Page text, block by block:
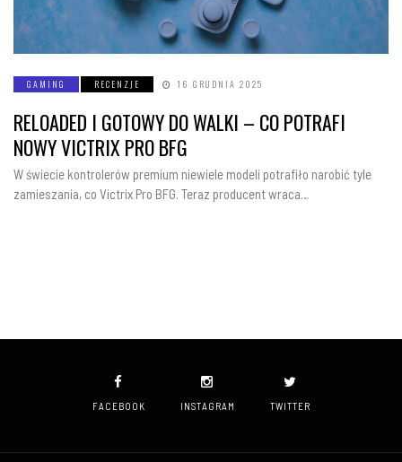
GAMING RECENZJE 16 GRUDNIA 2025
RELOADED I GOTOWY DO WALKI – CO POTRAFI
NOWY VICTRIX PRO BFG
W świecie kontrolerów premium niewiele modeli potrafiło narobić tyle
zamieszania, co Victrix Pro BFG. Teraz producent wraca…
FACEBOOK INSTAGRAM TWITTER